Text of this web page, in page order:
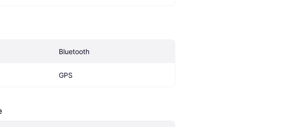
Bluetooth
GPS